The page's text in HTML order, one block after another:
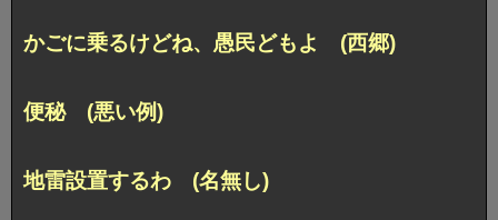
かごに乗るけどね、愚民どもよ (西郷)
便秘 (悪い例)
地雷設置するわ (名無し)